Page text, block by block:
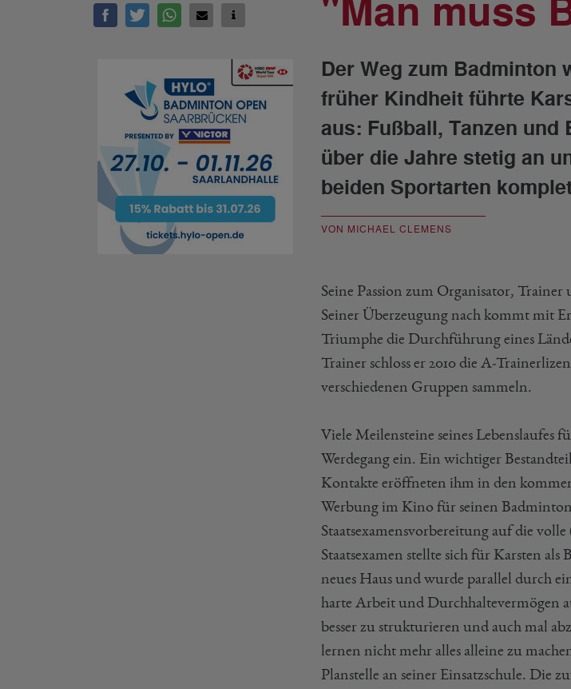
"Man muss
Der Weg zum Badminton
früher Kindheit führte
aus: Fußball, Tanzen
über die Jahre stetig an
beiden Sportarten
VON MICHAEL CLEMENS
Seine Passion zum Organisator, Trainer
Seiner Überzeugung nach kommt mit
Triumphe die Durchführung eines
Trainer schloss er 2010 die A-
verschiedenen Gruppen sammeln.
Viele Meilensteine seines Lebenslaufes
Werdegang ein. Ein wichtiger
Kontakte eröffneten ihm in den
Werbung im Kino für seinen
Staatsexamensvorbereitung auf die
Staatsexamen stellte sich für Karsten
neues Haus und wurde parallel durch
harte Arbeit und Durchhaltevermögen
besser zu strukturieren und auch mal
lernen nicht mehr alles alleine zu
Planstelle an seiner Einsatzschule. Die